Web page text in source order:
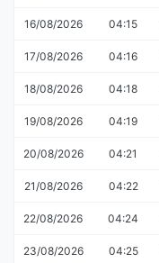
16/08/2026 04:15
17/08/2026 04:16
18/08/2026 04:18
19/08/2026 04:19
20/08/2026 04:21
21/08/2026 04:22
22/08/2026 04:24
23/08/2026 04:25